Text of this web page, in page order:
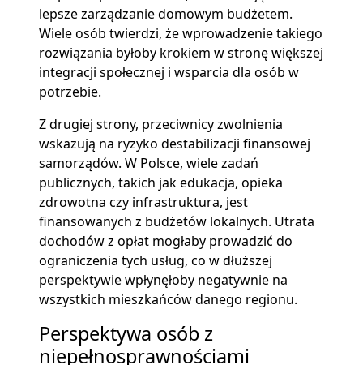
lepsze zarządzanie domowym budżetem.
Wiele osób twierdzi, że wprowadzenie takiego
rozwiązania byłoby krokiem w stronę większej
integracji społecznej i wsparcia dla osób w
potrzebie.
Z drugiej strony, przeciwnicy zwolnienia
wskazują na ryzyko destabilizacji finansowej
samorządów. W Polsce, wiele zadań
publicznych, takich jak edukacja, opieka
zdrowotna czy infrastruktura, jest
finansowanych z budżetów lokalnych. Utrata
dochodów z opłat mogłaby prowadzić do
ograniczenia tych usług, co w dłuższej
perspektywie wpłynęłoby negatywnie na
wszystkich mieszkańców danego regionu.
Perspektywa osób z
niepełnosprawnościami